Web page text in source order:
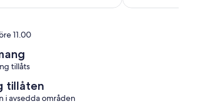
11.00
tillåts
tillåten
i avsedda områden